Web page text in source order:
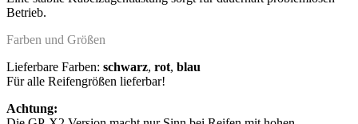
Betrieb.
Farben und Größen
Lieferbare Farben: schwarz, rot, blau
Für alle Reifengrößen lieferbar!
Achtung: